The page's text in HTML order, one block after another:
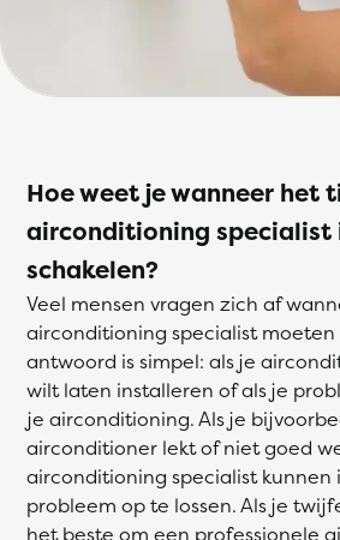
Hoe weet je wanneer het
airconditioning specialist
schakelen?
Veel mensen vragen zich af
airconditioning specialist
antwoord is simpel: als je
wilt laten installeren of als je
je airconditioning. Als je
airconditioner lekt of niet goed
airconditioning specialist kunnen
probleem op te lossen. Als je
het beste om een professionele